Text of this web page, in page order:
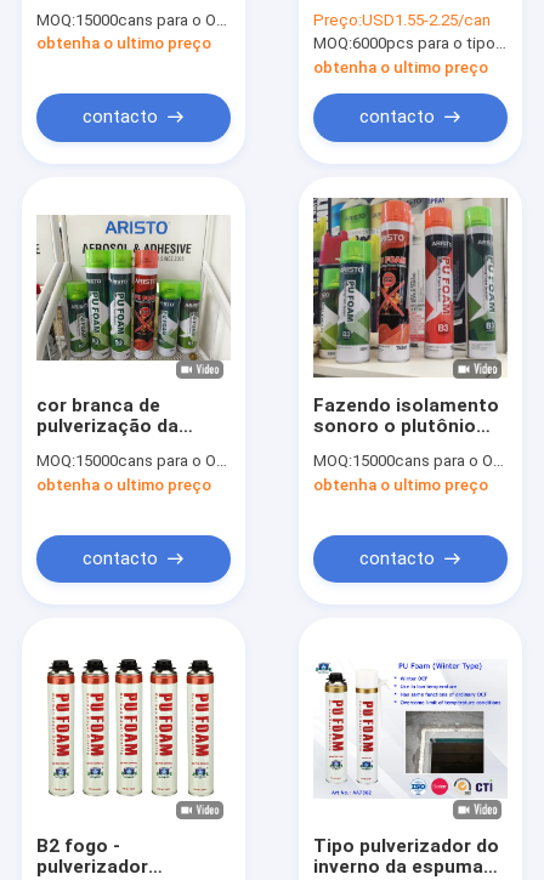
Produtos
Sobre nós
Visita à fábrica
espuma do plutônio
para
isola
MOQ:15000cans para o OEM, 6000cans para o tipo de Aristo
obtenha o ultimo preço
contacto
poliuretano - espuma
retardadora do
plutônio para a
isolação/selagem
Preço:USD1.55-2.25/can
MOQ:6000pcs para o tipo de Aristo, 15000pcs para o tipo do OEM
obtenha o ultimo preço
contacto
cor branca de
pulverização da
300ml/500ml/750ml
para
MOQ:15000cans para o OEM, 6000cans para o tipo de Aristo
obtenha o ultimo preço
contacto
Fazendo isolamento
sonoro o plutônio
para isolar OEM
300ml/500ml/750ml
MOQ:15000cans para o OEM, 6000cans para o tipo de Aristo
obtenha o ultimo preço
contacto
B2 fogo -
pulverizador
Tipo pulverizador do
inverno da espuma